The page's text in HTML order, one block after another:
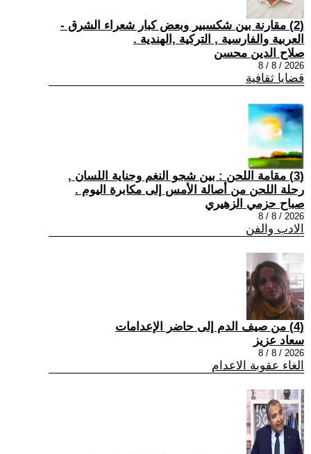
(2) مقارنة بين شكسبير وبعض كبار شعراء الشرق -
العربية والفارسية , التركية ,الهندية .
صلاح الدين محسن
2026 / 8 / 8
قضايا ثقافية
(3) مقامة اللحن : بين شجو النغم وجناية اللسان ,
رحلة اللحن من أصالة الأمس إلى مكابرة اليوم .
صباح حزمي الزهيري
2026 / 8 / 8
الادب والفن
(4) من صيف الدم إلى حاضر الإعدامات
سعاد عزيز
2026 / 8 / 8
الغاء عقوبة الاعدام